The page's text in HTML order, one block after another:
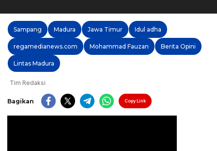
Sampang Madura Jawa Timur Idul adha
regamedianews.com Mohammad Fauzan Berita Opini
Lintas Madura
Tim Redaksi
Bagikan Copy Link